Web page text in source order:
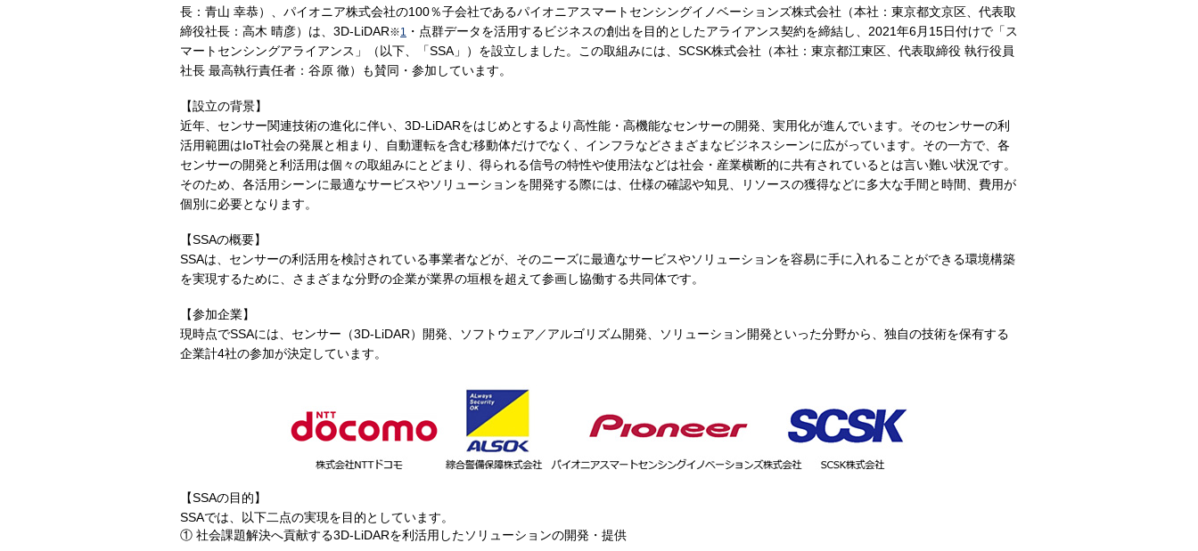
長：青山 幸恭）、パイオニア株式会社の100％子会社であるパイオニアスマートセンシングイノベーションズ株式会社（本社：東京都文京区、代表取
締役社長：高木 晴彦）は、3D-LiDAR※1 ・点群データを活用するビジネスの創出を目的としたアライアンス契約を締結し、2021年6月15日付けで「ス
マートセンシングアライアンス」（以下、「SSA」）を設立しました。この取組みには、SCSK株式会社（本社：東京都江東区、代表取締役 執行役員
社長 最高執行責任者：谷原 徹）も賛同・参加しています。
【設立の背景】
近年、センサー関連技術の進化に伴い、3D-LiDARをはじめとするより高性能・高機能なセンサーの開発、実用化が進んでいます。そのセンサーの利
活用範囲はIoT社会の発展と相まり、自動運転を含む移動体だけでなく、インフラなどさまざまなビジネスシーンに広がっています。その一方で、各
センサーの開発と利活用は個々の取組みにとどまり、得られる信号の特性や使用法などは社会・産業横断的に共有されているとは言い難い状況です。
そのため、各活用シーンに最適なサービスやソリューションを開発する際には、仕様の確認や知見、リソースの獲得などに多大な手間と時間、費用が
個別に必要となります。
【SSAの概要】
SSAは、センサーの利活用を検討されている事業者などが、そのニーズに最適なサービスやソリューションを容易に手に入れることができる環境構築
を実現するために、さまざまな分野の企業が業界の垣根を超えて参画し協働する共同体です。
【参加企業】
現時点でSSAには、センサー（3D-LiDAR）開発、ソフトウェア／アルゴリズム開発、ソリューション開発といった分野から、独自の技術を保有する
企業計4社の参加が決定しています。
【SSAの目的】
SSAでは、以下二点の実現を目的としています。
社会課題解決へ貢献する3D-LiDARを利活用したソリューションの開発・提供